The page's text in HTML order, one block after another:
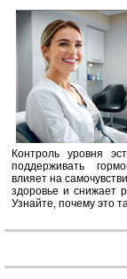
Контроль уровня
поддерживать
влияет на
здоровье и снижает
Узнайте, почему это